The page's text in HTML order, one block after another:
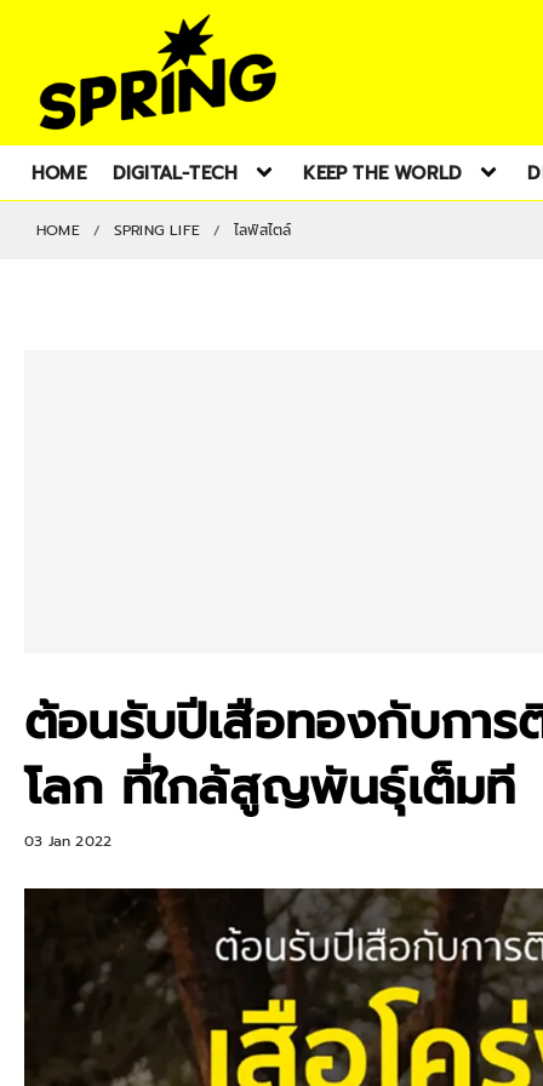
HOME DIGITAL-TECH KEEP THE WORLD
HOME SPRING LIFE ไลฟ์สไตล์
ต้อนรับปีเสือทองกับกา
โลก ที่ใกล้สูญพันธุ์เต็มที
03 Jan 2022